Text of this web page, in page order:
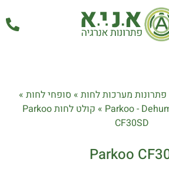
פתרונות מערכות לחות » סופחי לחות »
»
קולט לחות Parkoo
CF30SD